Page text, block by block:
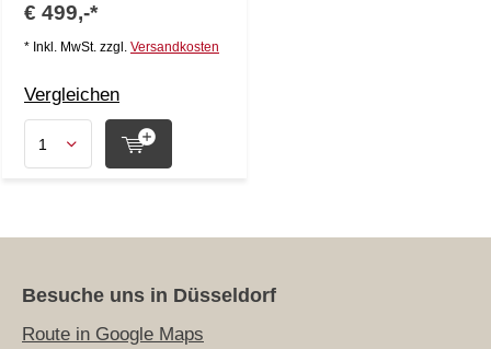
€ 499,-*
* Inkl. MwSt. zzgl. Versandkosten
Vergleichen
Besuche uns in Düsseldorf
Route in Google Maps